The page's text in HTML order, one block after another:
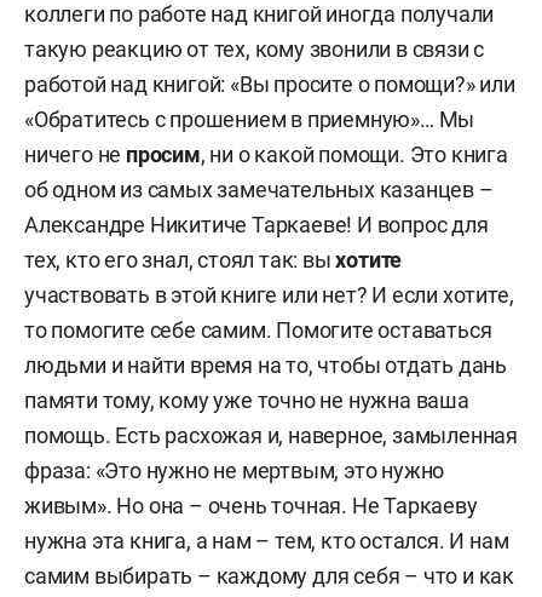
коллеги по работе над книгой иногда получали
такую реакцию от тех, кому звонили в связи с
работой над книгой: «Вы просите о помощи?» или
«Обратитесь с прошением в приемную»… Мы
ничего не просим, ни о какой помощи. Это книга
об одном из самых замечательных казанцев –
Александре Никитиче Таркаеве! И вопрос для
тех, кто его знал, стоял так: выхотите
участвовать в этой книге или нет? И если хотите,
то помогите себе самим. Помогите оставаться
людьми и найти время на то, чтобы отдать дань
памяти тому, кому уже точно не нужна ваша
помощь. Есть расхожая и, наверное, замыленная
фраза: «Это нужно не мертвым, это нужно
живым». Но она – очень точная. Не Таркаеву
нужна эта книга, а нам – тем, кто остался. И нам
самим выбирать – каждому для себя – что и как